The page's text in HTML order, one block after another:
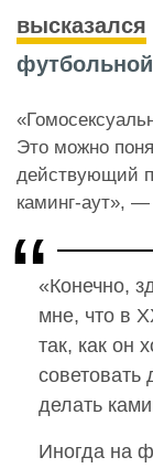
высказался
Это можно
действующий
каминг-аут», —
«Конечно,
мне, что в
так, как он
делать
Иногда на